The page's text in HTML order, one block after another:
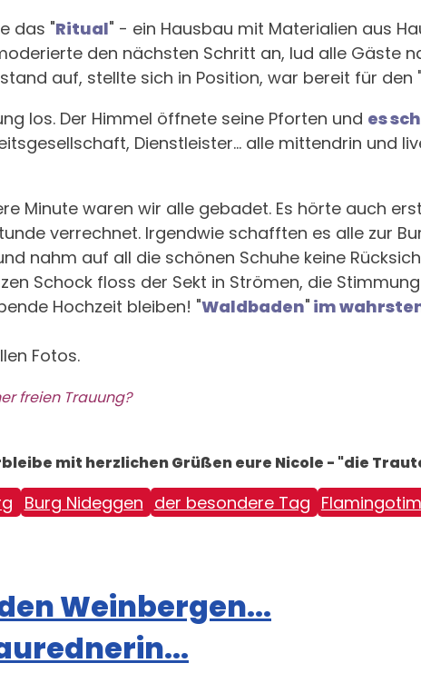
das "Ritual" - ein Hausbau mit Materialien aus
den nächsten Schritt an, lud alle Gäste
auf, stellte sich in Position, war bereit für den
los. Der Himmel öffnete seine Pforten und es
Dienstleister... alle mittendrin und
Minute waren wir alle gebadet. Es hörte auch
verrechnet. Irgendwie schafften es alle zur
nahm auf all die schönen Schuhe keine
Schock floss der Sekt in Strömen, die
Hochzeit bleiben! "Waldbaden" im
Fotos.
freien Trauung?
mit herzlichen Grüßen eure Nicole - "die
Burg Nideggen der besondere Tag
Weinbergen...